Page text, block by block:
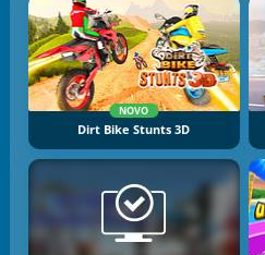
NOVO
Dirt Bike Stunts 3D